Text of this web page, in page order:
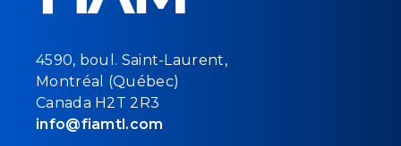
4590, boul. Saint-Laurent,
Montréal (Québec)
Canada H2T 2R3
info@fiamtl.com